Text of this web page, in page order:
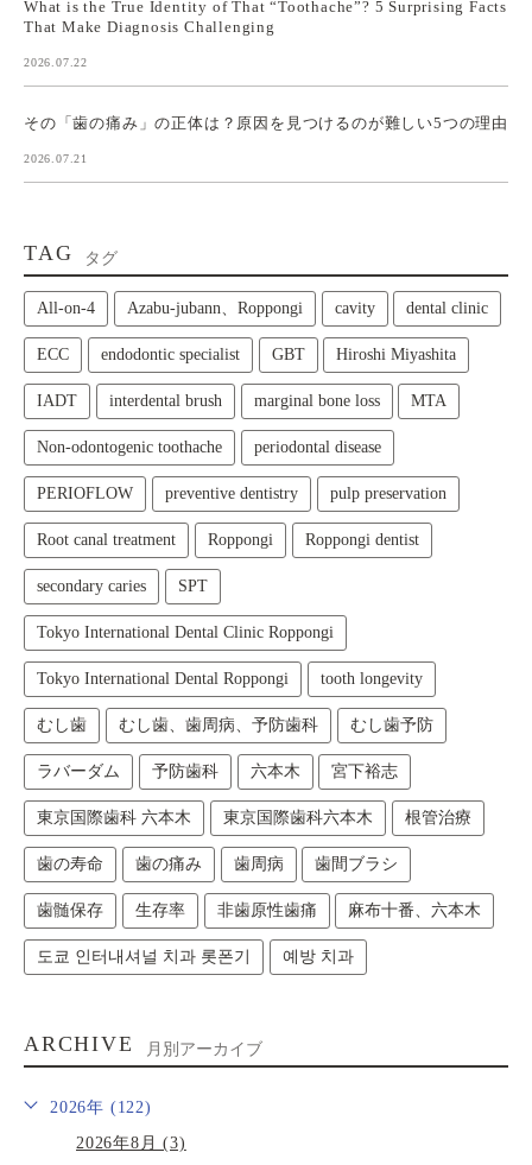
What is the True Identity of That “Toothache”? 5 Surprising Facts
That Make Diagnosis Challenging
2026.07.22
その「歯の痛み」の正体は？原因を見つけるのが難しい5つの理由
2026.07.21
TAG タグ
All‑on‑4 Azabu-jubann、Roppongi cavity dental clinic
ECC endodontic specialist GBT Hiroshi Miyashita
IADT interdental brush marginal bone loss MTA
Non-odontogenic toothache periodontal disease
PERIOFLOW preventive dentistry pulp preservation
Root canal treatment Roppongi Roppongi dentist
secondary caries SPT
Tokyo International Dental Clinic Roppongi
Tokyo International Dental Roppongi tooth longevity
むし歯 むし歯、歯周病、予防歯科 むし歯予防
ラバーダム 予防歯科 六本木 宮下裕志
東京国際歯科 六本木 東京国際歯科六本木 根管治療
歯の寿命 歯の痛み 歯周病 歯間ブラシ
歯髄保存 生存率 非歯原性歯痛 麻布十番、六本木
도쿄 인터내셔널 치과 롯폰기 예방 치과
ARCHIVE 月別アーカイブ
2026年 (122)
2026年8月 (3)